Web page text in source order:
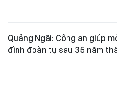
Quảng Ngãi: Công an giúp
đình đoàn tụ sau 35 năm